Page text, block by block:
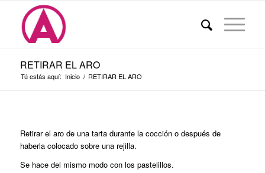
RETIRAR EL ARO
Tú estás aquí: Inicio / RETIRAR EL ARO
Retirar el aro de una tarta durante la cocción o después de
haberla colocado sobre una rejilla.
Se hace del mismo modo con los pastelillos.